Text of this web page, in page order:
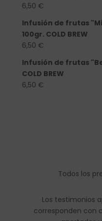
6,50 €
Infusión de frutas
100gr. COLD BREW
6,50 €
Infusión de frutas
COLD BREW
6,50 €
Todos los
Los testimonios
corresponden con